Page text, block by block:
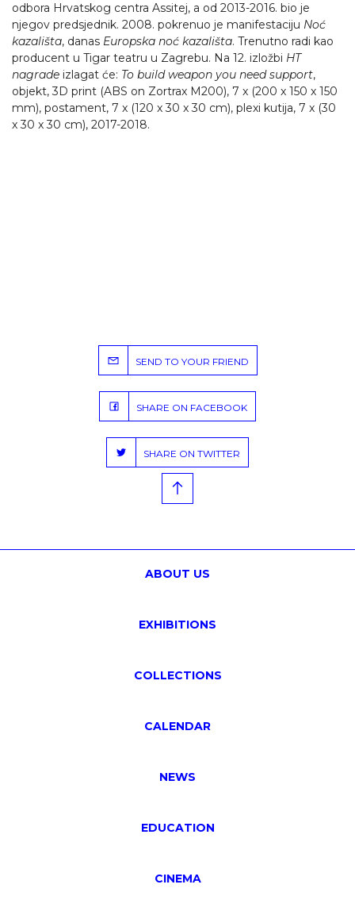
odbora Hrvatskog centra Assitej, a od 2013-2016. bio je
njegov predsjednik. 2008. pokrenuo je manifestaciju Noć
kazališta, danas Europska noć kazališta. Trenutno radi kao
producent u Tigar teatru u Zagrebu. Na 12. izložbi HT
nagrade izlagat će: To build weapon you need support,
objekt, 3D print (ABS on Zortrax M200), 7 x (200 x 150 x 150
mm), postament, 7 x (120 x 30 x 30 cm), plexi kutija, 7 x (30
x 30 x 30 cm), 2017-2018.
SEND TO YOUR FRIEND
SHARE ON FACEBOOK
SHARE ON TWITTER
ABOUT US
EXHIBITIONS
COLLECTIONS
CALENDAR
NEWS
EDUCATION
CINEMA